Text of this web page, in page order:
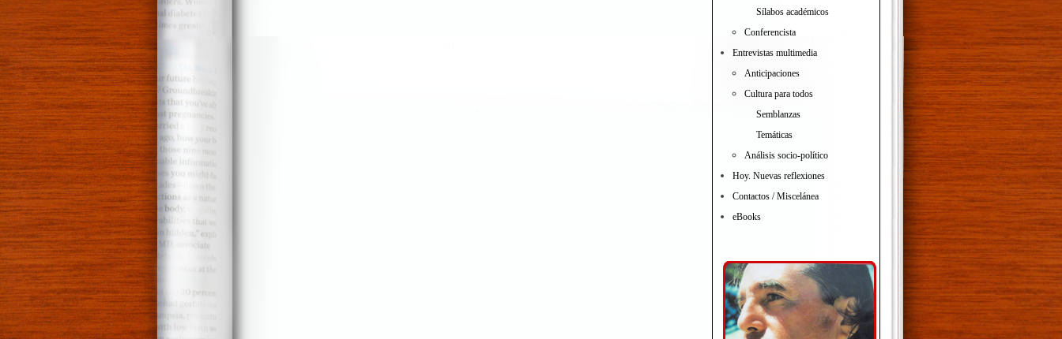
Sílabos académicos
Conferencista
Entrevistas multimedia
Anticipaciones
Cultura para todos
Semblanzas
Temáticas
Análisis socio-político
Hoy. Nuevas reflexiones
Contactos / Miscelánea
eBooks